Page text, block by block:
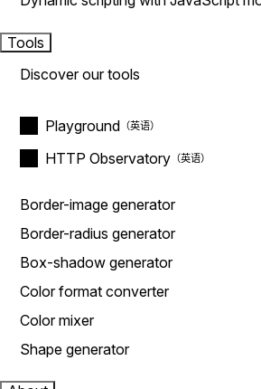
Tools
Discover our tools
Playground
HTTP Observatory
Border-image generator
Border-radius generator
Box-shadow generator
Color format converter
Color mixer
Shape generator